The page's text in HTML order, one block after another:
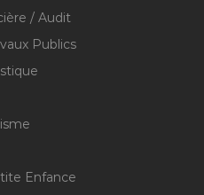
/ Audit
Publics
Enfance